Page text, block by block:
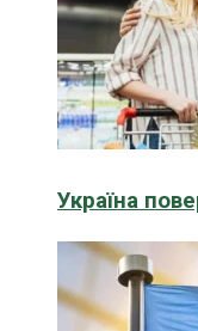
Україна